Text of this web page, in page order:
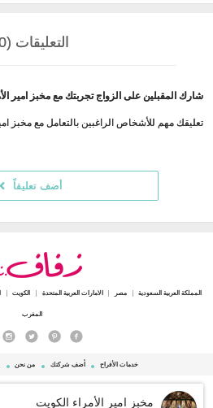
التعليقات (0)
شارك المقبلين على الزواج تجربتك مع مخبز امير
تعليقك مهم للأشخاص الراغبين بالتعامل مع مخبز
أضف تعليقاً
مخبز امير الأمراء الكويت
المملكة العربية السعودية مصر الامارات العربية المتحدة الكويت
المغرب
خدمات الأفراح أضف شركتك من نحن